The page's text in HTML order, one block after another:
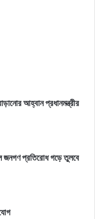
আহ্বান প্রধানমন্ত্রীর
জনগণ প্রতিরোধ গড়ে তুলবে